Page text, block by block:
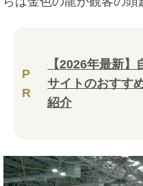
P
R
【2026年最新
サイトのおすす
紹介